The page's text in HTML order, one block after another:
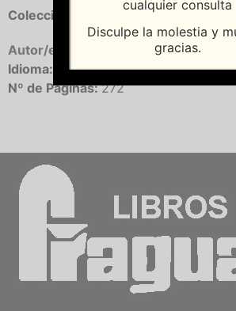
Colección: HIST RIA I MEM RIA DEL
Autor/es:
Sancho Lluna, Juan Luis
Idioma:
Castellano
Nº de Páginas:272
cualquier consulta
Disculpe la molestia y
gracias.